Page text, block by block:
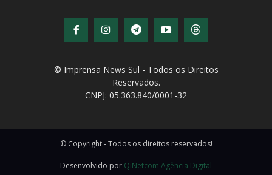
© Imprensa News Sul - Todos os Direitos
Reservados.
CNPJ: 05.363.840/0001-32
© Copyright - Todos os direitos reservados!
Desenvolvido por QiNetcom Agência Digital